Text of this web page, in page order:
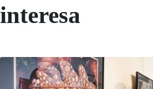
interesa